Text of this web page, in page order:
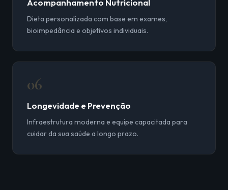
Acompanhamento Nutricional
Dieta personalizada com base em exames,
bioimpedância e objetivos individuais.
06
Longevidade e Prevenção
Infraestrutura moderna e equipe capacitada para
cuidar da sua saúde a longo prazo.